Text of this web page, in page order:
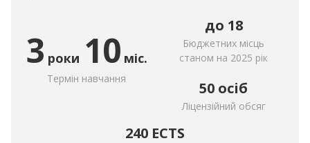
3 роки 10 міс.
Термін навчання
до 18
Бюджетних місць
станом на 2025 рік
50 осіб
Ліцензійний обсяг
240 ECTS